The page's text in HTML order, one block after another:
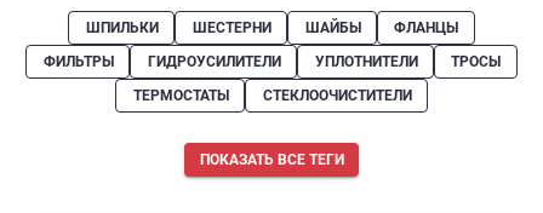
ШПИЛЬКИ ШЕСТЕРНИ ШАЙБЫ
ФЛАНЦЫ
ФИЛЬТРЫ
ГИДРОУСИЛИТЕЛИ УПЛОТНИТЕЛИ
ТРОСЫ
ТЕРМОСТАТЫ
СТЕКЛООЧИСТИТЕЛИ
ПОКАЗАТЬ ВСЕ ТЕГИ